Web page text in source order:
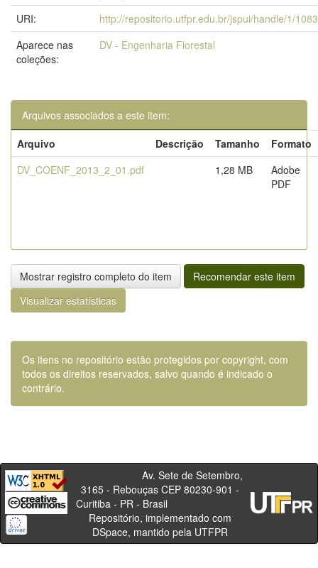
URI:
http://repositorio.utfpr.edu.br/jspui/handle/1/
Aparece nas
coleções:
DV - Engenharia Florestal
Arquivos associados a este item:
Arquivo
Descrição Tamanho
Formato
DV_COENF_2013_2_01.pdf
1,28 MB
Adobe
PDF
Mostrar registro completo do item
Recomendar este item
Visualizar estatísticas
Os itens no repositório estão protegidos por copyright, com
todos os direitos reservados, salvo quando é indicado o
contrário.
Av. Sete de Setembro,
3165 - Rebouças CEP 80230-901 -
Curitiba - PR - Brasil
Repositório, implementado com
DSpace, mantido pela UTFPR